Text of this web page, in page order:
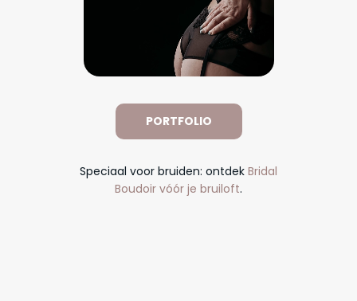
Speciaal voor bruiden: ontdek Bridal
Boudoir vóór je bruiloft.
PORTFOLIO